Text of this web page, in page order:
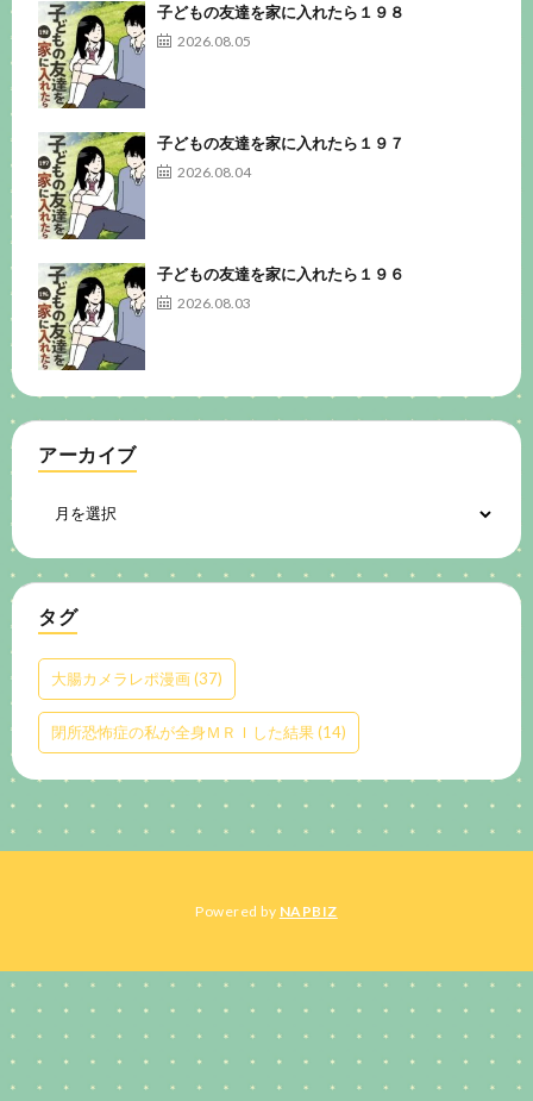
子どもの友達を家に入れたら１９８
2026.08.05
子どもの友達を家に入れたら１９７
2026.08.04
子どもの友達を家に入れたら１９６
2026.08.03
アーカイブ
タグ
大腸カメラレポ漫画(37)
閉所恐怖症の私が全身ＭＲＩした結果(14)
Powered by NAPBIZ